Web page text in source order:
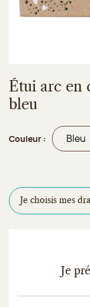
Étui arc en
bleu
Couleur :
Je choisis mes
Je